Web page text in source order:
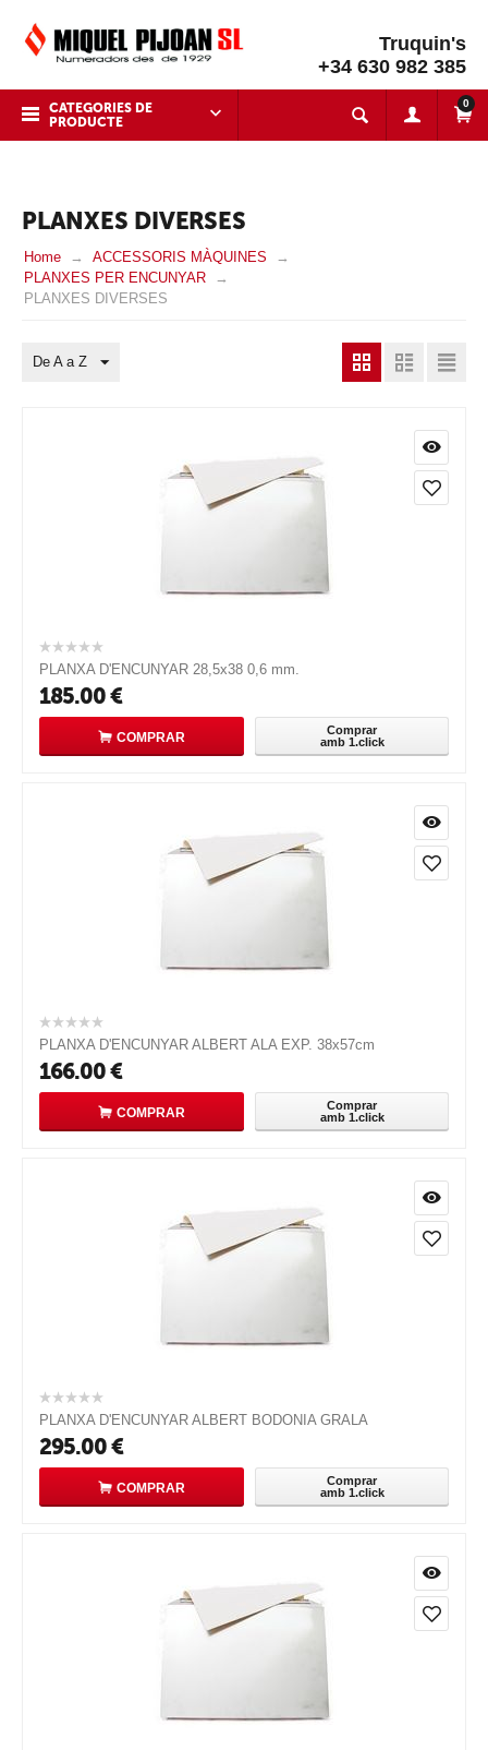
Truquin's
+34 630 982 385
CATEGORIES DE
PRODUCTE
0
PLANXES DIVERSES
Home
ACCESSORIS MÀQUINES
PLANXES PER ENCUNYAR
PLANXES DIVERSES
De A a Z
PLANXA D'ENCUNYAR 28,5x38 0,6 mm.
185.00€
COMPRAR
Comprar
amb 1.click
PLANXA D'ENCUNYAR ALBERT ALA EXP. 38x57cm
166.00€
COMPRAR
Comprar
amb 1.click
PLANXA D'ENCUNYAR ALBERT BODONIA GRALA
295.00€
COMPRAR
Comprar
amb 1.click